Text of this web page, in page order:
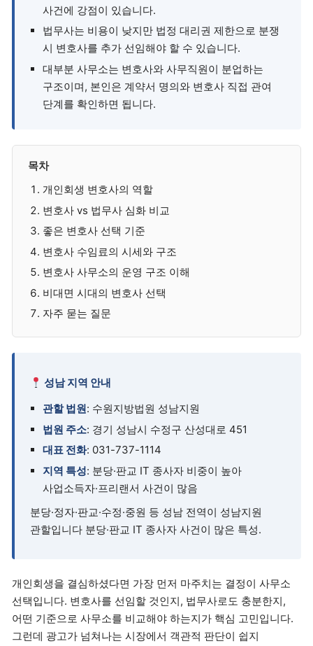
사건에 강점이 있습니다.
법무사는 비용이 낮지만 법정 대리권 제한으로 분쟁
시 변호사를 추가 선임해야 할 수 있습니다.
대부분 사무소는 변호사와 사무직원이 분업하는
구조이며, 본인은 계약서 명의와 변호사 직접 관여
단계를 확인하면 됩니다.
목차
개인회생 변호사의 역할
변호사 vs 법무사 심화 비교
좋은 변호사 선택 기준
변호사 수임료의 시세와 구조
변호사 사무소의 운영 구조 이해
비대면 시대의 변호사 선택
자주 묻는 질문
성남 지역 안내
관할 법원: 수원지방법원 성남지원
법원 주소: 경기 성남시 수정구 산성대로 451
대표 전화: 031-737-1114
지역 특성: 분당·판교 IT 종사자 비중이 높아
사업소득자·프리랜서 사건이 많음
분당·정자·판교·수정·중원 등 성남 전역이 성남지원
관할입니다 분당·판교 IT 종사자 사건이 많은 특성.
개인회생을 결심하셨다면 가장 먼저 마주치는 결정이 사무소
선택입니다. 변호사를 선임할 것인지, 법무사로도 충분한지,
어떤 기준으로 사무소를 비교해야 하는지가 핵심 고민입니다.
그런데 광고가 넘쳐나는 시장에서 객관적 판단이 쉽지